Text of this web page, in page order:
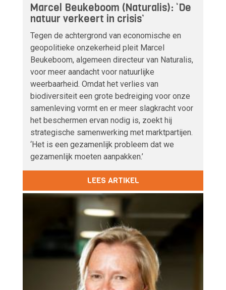
Marcel Beukeboom (Naturalis): ‘De
natuur verkeert in crisis’
Tegen de achtergrond van economische en
geopolitieke onzekerheid pleit Marcel
Beukeboom, algemeen directeur van Naturalis,
voor meer aandacht voor natuurlijke
weerbaarheid. Omdat het verlies van
biodiversiteit een grote bedreiging voor onze
samenleving vormt en er meer slagkracht voor
het beschermen ervan nodig is, zoekt hij
strategische samenwerking met marktpartijen.
‘Het is een gezamenlijk probleem dat we
gezamenlijk moeten aanpakken.’
LEES ARTIKEL